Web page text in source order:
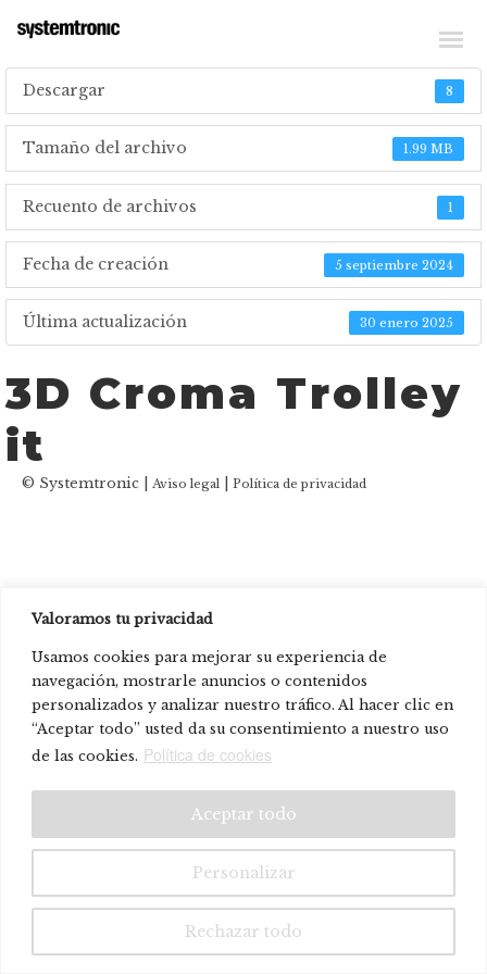
Valoramos tu privacidad
Usamos cookies para mejorar su experiencia de
navegación, mostrarle anuncios o contenidos
personalizados y analizar nuestro tráfico. Al hacer clic en
“Aceptar todo” usted da su consentimiento a nuestro uso
de las cookies. Política de cookies
Personalizar
Rechazar todo
Aceptar todo
Descargar 8
Tamaño del archivo 1.99 MB
Recuento de archivos 1
Fecha de creación 5 septiembre 2024
Última actualización 30 enero 2025
3D Croma Trolley
it
© Systemtronic | Aviso legal Política de privacidad